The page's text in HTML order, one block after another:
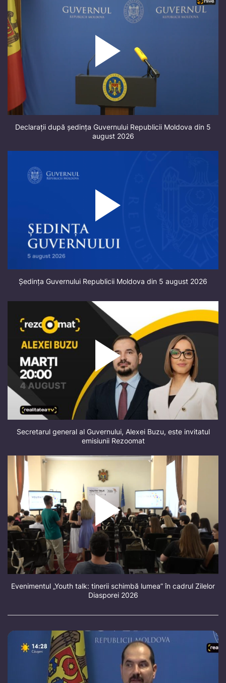
Declarații după ședința Guvernului Republicii Moldova din 5
august 2026
Ședința Guvernului Republicii Moldova din 5 august 2026
Secretarul general al Guvernului, Alexei Buzu, este invitatul
emisiunii Rezoomat
Evenimentul „Youth talk: tinerii schimbă lumea” în cadrul Zilelor
Diasporei 2026